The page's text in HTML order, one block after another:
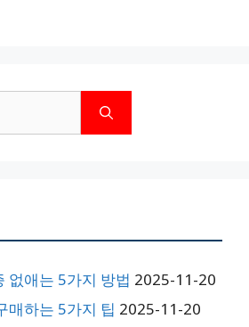
없애는 5가지 방법 2025-11-20
매하는 5가지 팁 2025-11-20